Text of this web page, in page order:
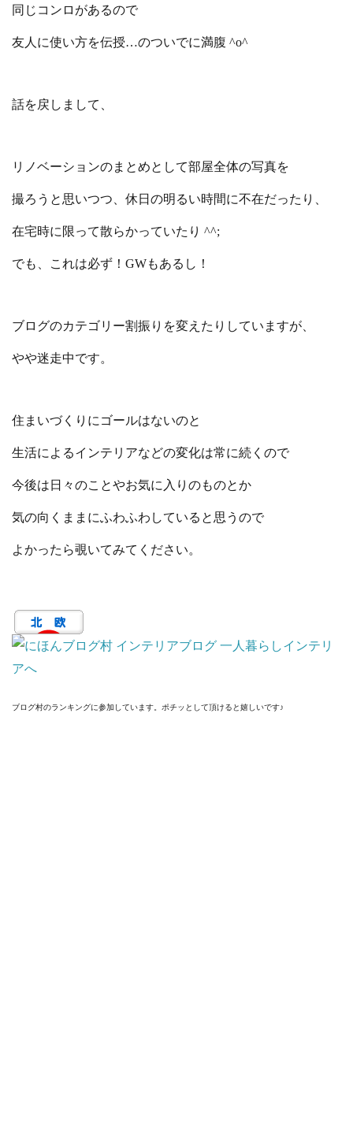
同じコンロがあるので
友人に使い方を伝授…のついでに満腹 ^o^
話を戻しまして、
リノベーションのまとめとして部屋全体の写真を
撮ろうと思いつつ、休日の明るい時間に不在だったり、
在宅時に限って散らかっていたり ^^;
でも、これは必ず！GWもあるし！
ブログのカテゴリー割振りを変えたりしていますが、
やや迷走中です。
住まいづくりにゴールはないのと
生活によるインテリアなどの変化は常に続くので
今後は日々のことやお気に入りのものとか
気の向くままにふわふわしていると思うので
よかったら覗いてみてください。
ブログ村のランキングに参加しています。ポチッとして頂けると嬉しいです♪